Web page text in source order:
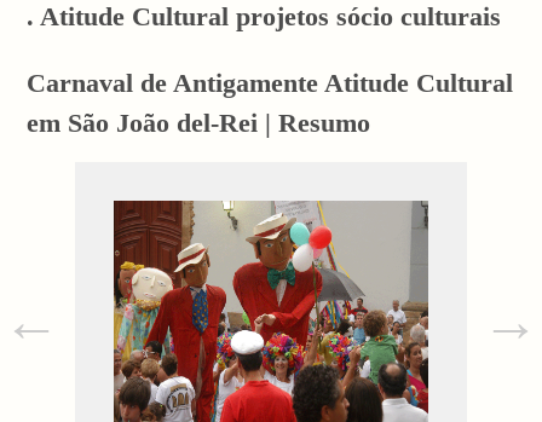
. Atitude Cultural projetos sócio culturais
Carnaval de Antigamente Atitude Cultural
em São João del-Rei | Resumo
← →